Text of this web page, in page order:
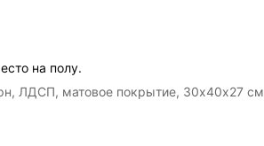
на полу.
ЛДСП, матовое покрытие, 30х40х27 см